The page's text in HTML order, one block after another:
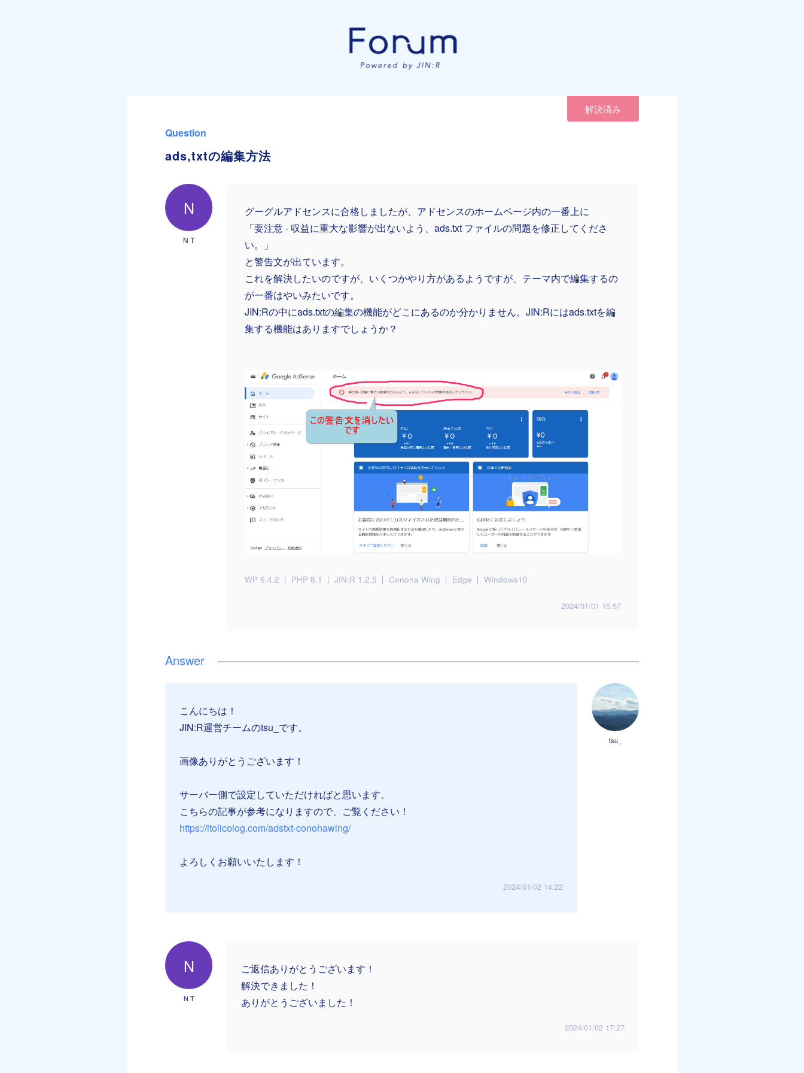
解決済み
Question
ads,txtの編集方法
N
N T
グーグルアドセンスに合格しましたが、アドセンスのホームページ内の一番上に
「要注意 - 収益に重大な影響が出ないよう、ads.txt ファイルの問題を修正してくださ
い。」
と警告文が出ています。
これを解決したいのですが、いくつかやり方があるようですが、テーマ内で編集するの
が一番はやいみたいです。
JIN:Rの中にads.txtの編集の機能がどこにあるのか分かりません。JIN:Rにはads.txtを編
集する機能はありますでしょうか？
WP 6.4.2 PHP 8.1 JIN:R 1.2.5 Conoha Wing Edge Windows10
2024/01/01 15:57
tsu_
こんにちは！
JIN:R運営チームのtsu_です。
画像ありがとうございます！
サーバー側で設定していただければと思います。
こちらの記事が参考になりますので、ご覧ください！
https://itolicolog.com/adstxt-conohawing/
よろしくお願いいたします！
2024/01/02 14:22
N
N T
ご返信ありがとうございます！
解決できました！
ありがとうございました！
2024/01/02 17:27